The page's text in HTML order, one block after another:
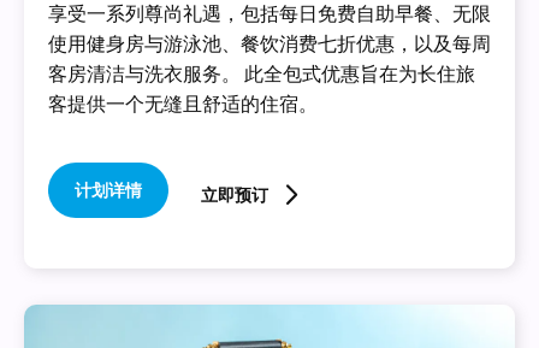
享受一系列尊尚礼遇，包括每日免费自助早餐、无限
使用健身房与游泳池、餐饮消费七折优惠，以及每周
客房清洁与洗衣服务。 此全包式优惠旨在为长住旅
客提供一个无缝且舒适的住宿。
计划详情 立即预订